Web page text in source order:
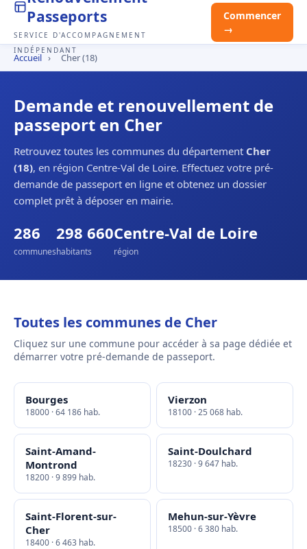
Passeports
SERVICE D'ACCOMPAGNEMENT
INDÉPENDANT
Commencer
→
Accueil › Cher (18)
Demande et renouvellement de
passeport en Cher
Retrouvez toutes les communes du département Cher
(18), en région Centre-Val de Loire. Effectuez votre pré-
demande de passeport en ligne et obtenez un dossier
complet prêt à déposer en mairie.
286
communes
298 660
habitants
Centre-Val de Loire
région
Toutes les communes de Cher
Cliquez sur une commune pour accéder à sa page dédiée et
démarrer votre pré-demande de passeport.
Bourges
18000 · 64 186 hab.
Vierzon
18100 · 25 068 hab.
Saint-Amand-
Montrond
18200 · 9 899 hab.
Saint-Doulchard
18230 · 9 647 hab.
Saint-Florent-sur-
Cher
18400 · 6 463 hab.
Mehun-sur-Yèvre
18500 · 6 380 hab.